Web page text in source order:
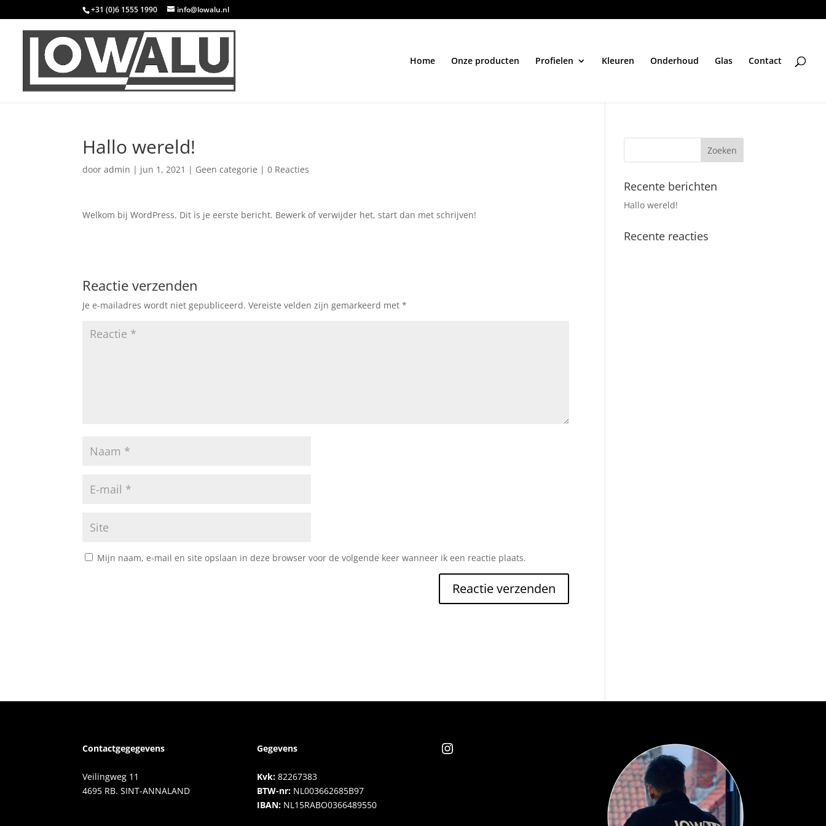
+31 (0)6 1555 1990 info@lowalu.nl
Home Onze producten Profielen Kleuren Onderhoud Glas Contact
Hallo wereld!
dooradmin | jun 1, 2021 | Geen categorie |0 Reacties
Welkom bij WordPress. Dit is je eerste bericht. Bewerk of verwijder het, start dan met schrijven!
Reactie verzenden
Je e-mailadres wordt niet gepubliceerd. Vereiste velden zijn gemarkeerd met*
Mijn naam, e-mail en site opslaan in deze browser voor de volgende keer wanneer ik een reactie plaats.
Recente berichten
Hallo wereld!
Recente reacties
Contactgegegevens
Veilingweg 11
4695 RB. SINT-ANNALAND
Gegevens
Kvk:82267383
BTW-nr:NL003662685B97
IBAN:NL15RABO0366489550
Instagram